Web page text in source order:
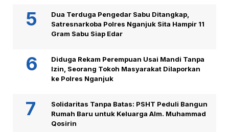
Dua Terduga Pengedar Sabu Ditangkap,
Satresnarkoba Polres Nganjuk Sita Hampir 11
Gram Sabu Siap Edar
Diduga Rekam Perempuan Usai Mandi Tanpa
Izin, Seorang Tokoh Masyarakat Dilaporkan
ke Polres Nganjuk
Solidaritas Tanpa Batas: PSHT Peduli Bangun
Rumah Baru untuk Keluarga Alm. Muhammad
Qosirin